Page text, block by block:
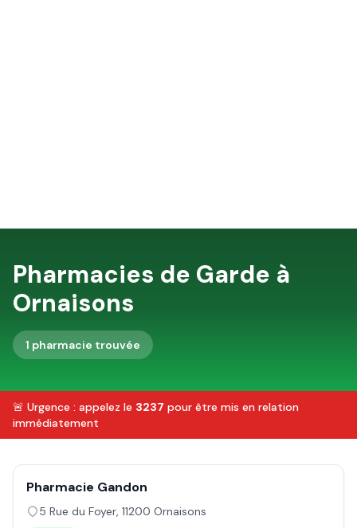
Pharmacies de Garde à
Ornaisons
1 pharmacie trouvée
🚨 Urgence : appelez le 3237 pour être mis en relation
immédiatement
Pharmacie Gandon
5 Rue du Foyer, 11200 Ornaisons